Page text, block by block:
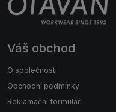
Váš obchod
O společnosti
Obchodní podmínky
Reklamační formulář